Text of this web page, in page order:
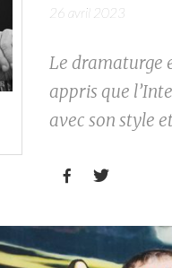
26 avril 2023
Le dramaturge
appris que
avec son style
 